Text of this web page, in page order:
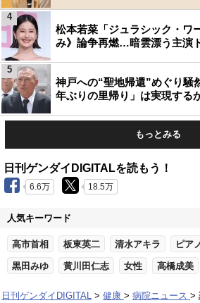
松本若菜「ジュラシック・ワ
み》論争再燃…暗雲漂う主演
4
神戸への“聖地帰還”めぐり
年ぶりの里帰り」は実現する
5
もっとみる
日刊ゲンダイDIGITALを読もう！
6.6万 18.5万
人気キーワード
高市首相 板東英二 清水アキラ ピア
黒田みゆ 黄川田仁志 女性 高橋成美
日刊ゲンダイDIGITAL 健康 病院ニュース